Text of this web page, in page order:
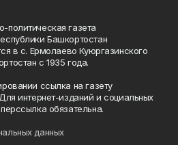
газета
Башкортостан
в с. Ермолаево Куюргазинского
с 1935 года.
ссылка на газету
интернет-изданий и социальных
обязательна.
данных